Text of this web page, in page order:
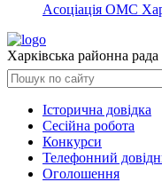
Асоціація ОМС
Харківська районна рада
Історична довідка
Сесійна робота
Конкурси
Телефонний
Оголошення